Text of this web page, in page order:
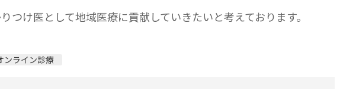
つけ医として地域医療に貢献していきたいと考えております。
ンライン診療